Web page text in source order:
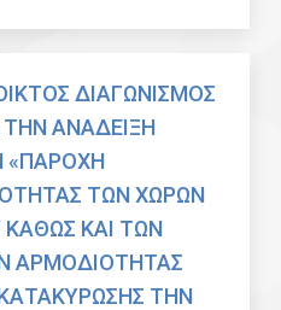
ΔΙΑΓΩΝΙΣΜΟΣ
ΑΝΑΔΕΙΞΗ
«ΠΑΡΟΧΗ
ΤΩΝ ΧΩΡΩΝ
ΚΑΙ ΤΩΝ
ΑΡΜΟΔΙΟΤΗΤΑΣ
ΤΗΝ